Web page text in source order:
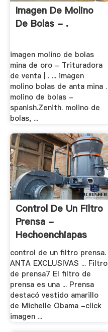
Imagen De Molino
De Bolas - .
imagen molino de bolas
mina de oro - Trituradora
de venta | . ... imagen
molino bolas de anta mina .
molino de bolas -
spanish.Zenith. molino de
bolas, ...
Control De Un Filtro
Prensa -
Hechoenchiapas
control de un filtro prensa.
ANTA EXCLUSIVAS ... Filtro
de prensa7 El filtro de
prensa es una ... Prensa
destacó vestido amarillo
de Michelle Obama -click
imagen ...